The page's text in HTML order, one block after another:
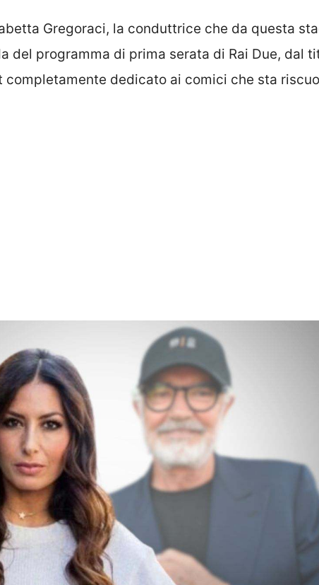
Gregoraci, la conduttrice che da questa
del programma di prima serata di Rai Due, dal
completamente dedicato ai comici che sta